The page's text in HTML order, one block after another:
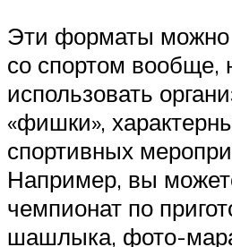
Эти форматы можно
со спортом вообще,
использовать
«фишки»,
спортивных
Например, вы
чемпионат по
шашлыка, фото-